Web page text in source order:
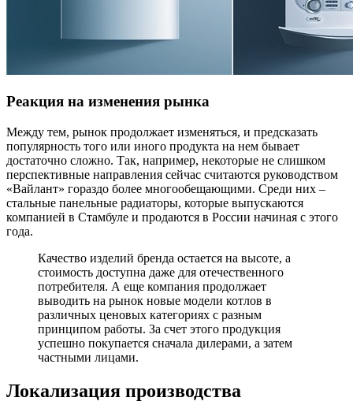
Реакция на изменения рынка
Между тем, рынок продолжает изменяться, и предсказать
популярность того или иного продукта на нем бывает
достаточно сложно. Так, например, некоторые не слишком
перспективные направления сейчас считаются руководством
«Вайлант» гораздо более многообещающими. Среди них –
стальные панельные радиаторы, которые выпускаются
компанией в Стамбуле и продаются в России начиная с этого
года.
Качество изделий бренда остается на высоте, а
стоимость доступна даже для отечественного
потребителя. А еще компания продолжает
выводить на рынок новые модели котлов в
различных ценовых категориях с разным
принципом работы. За счет этого продукция
успешно покупается сначала дилерами, а затем
частными лицами.
Локализация производства